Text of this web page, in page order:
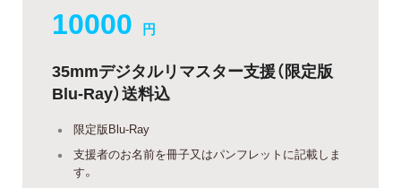
10000 円
35mmデジタルリマスター支援（限定版
Blu-Ray）送料込
限定版Blu-Ray
支援者のお名前を冊子又はパンフレットに記載しま
す。